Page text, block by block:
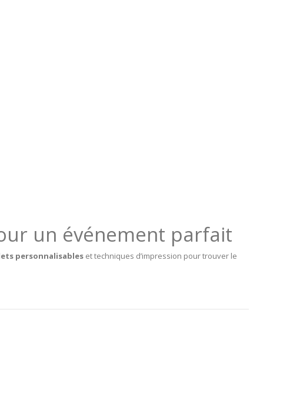
un événement parfait
personnalisables et techniques d’impression pour trouver le